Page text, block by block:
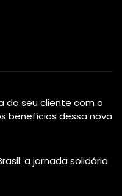
do seu cliente com o
benefícios dessa nova
a jornada solidária